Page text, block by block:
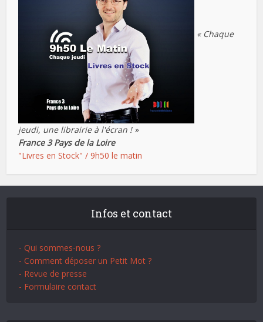
« Chaque
jeudi, une librairie à l'écran ! »
France 3 Pays de la Loire
"Livres en Stock" / 9h50 le matin
Infos et contact
- Qui sommes-nous ?
- Comment déposer un Petit Mot ?
- Revue de presse
- Formulaire contact